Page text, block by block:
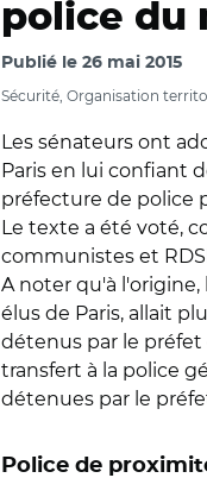
police du
Publié le 26 mai 2015
Sécurité, Organisation
Les sénateurs ont
Paris en lui confiant
préfecture de police
Le texte a été voté,
communistes et
A noter qu'à l'origine,
élus de Paris, allait
détenus par le préfet
transfert à la police
détenues par le
Police de